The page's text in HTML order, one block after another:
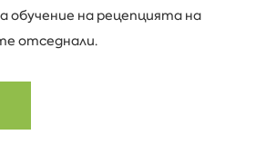
на рецепцията на
отседнали.